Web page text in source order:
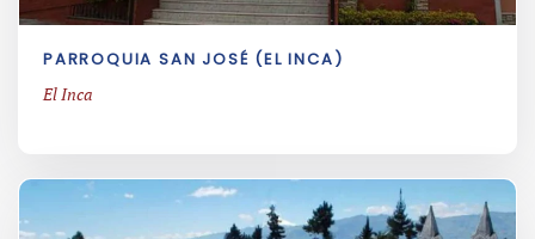
PARROQUIA SAN JOSÉ (EL INCA)
El Inca